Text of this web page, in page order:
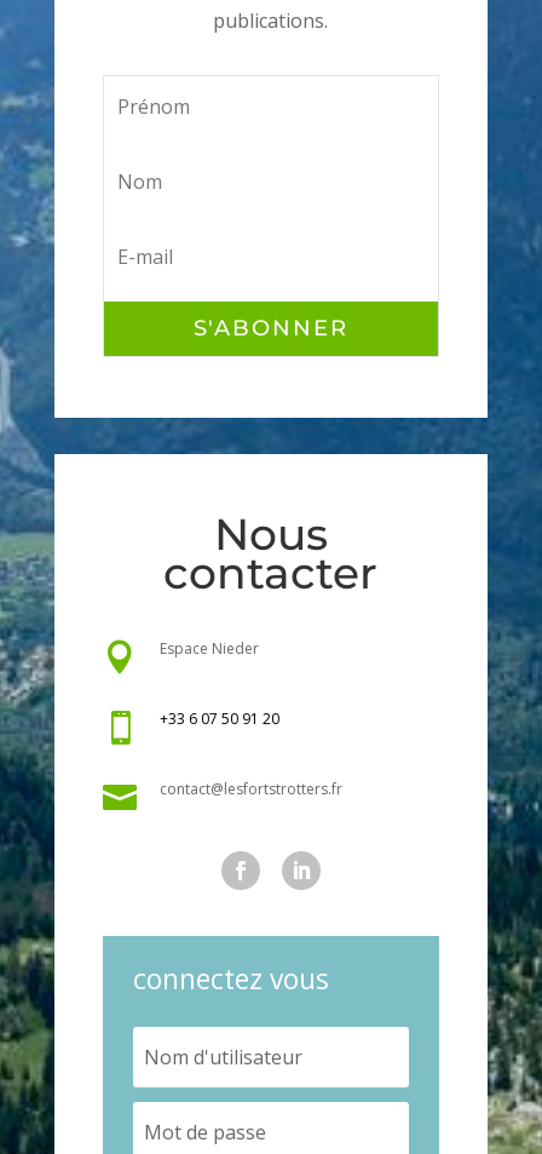
publications.
S'ABONNER
Nous
contacter
 Espace Nieder
 +33 6 07 50 91 20
 contact@lesfortstrotters.fr
connectez vous